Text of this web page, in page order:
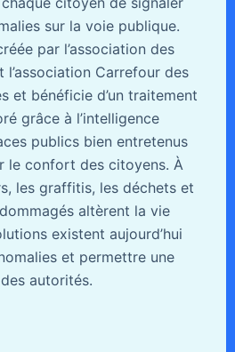
sur la voie publique.
par l’association des
l’association Carrefour des
et bénéficie d’un traitement
grâce à l’intelligence
publics bien entretenus
le confort des citoyens. À
les graffitis, les déchets et
altèrent la vie
existent aujourd’hui
et permettre une
autorités.